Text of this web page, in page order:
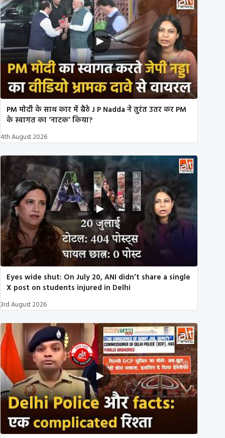
PM मोदी के साथ कार में बैठे J P Nadda ने तुरंत उतर कर PM
के स्वागत का ‘नाटक’ किया?
4th August 2026
Eyes wide shut: On July 20, ANI didn’t share a single
X post on students injured in Delhi
3rd August 2026